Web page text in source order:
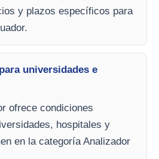
y plazos específicos para
universidades e
ofrece condiciones
hospitales y
en la categoría Analizador